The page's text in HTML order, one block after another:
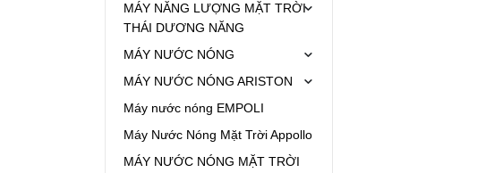
MÁY NĂNG LƯỢNG MẶT TRỜI
THÁI DƯƠNG NĂNG
MÁY NƯỚC NÓNG
MÁY NƯỚC NÓNG ARISTON
Máy nước nóng EMPOLI
Máy Nước Nóng Mặt Trời Appollo
MÁY NƯỚC NÓNG MẶT TRỜI